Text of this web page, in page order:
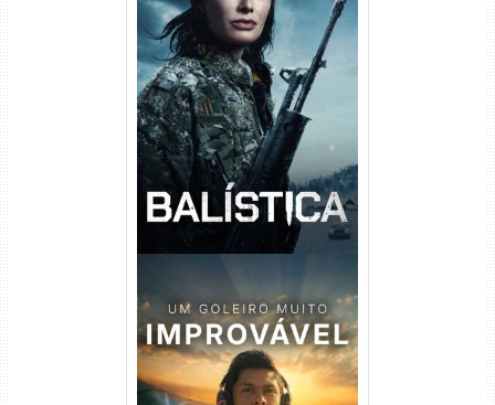
Balística Torrent (2025) WEB-
DL 1080p Dual Áudio
Um Goleiro Muito Improvável